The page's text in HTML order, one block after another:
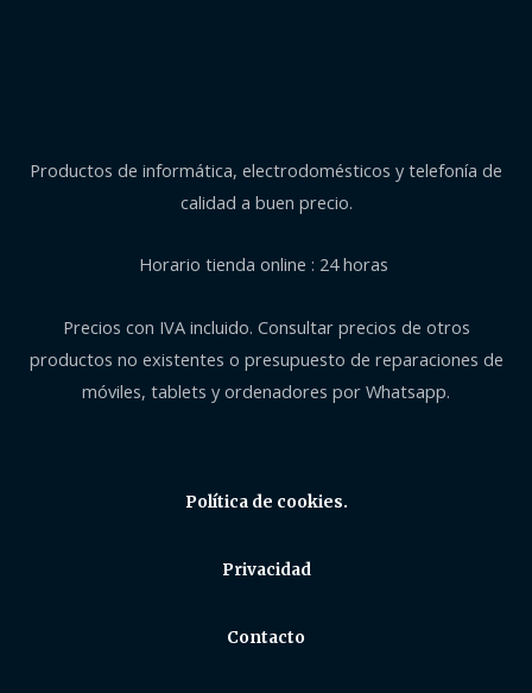
Productos de informática, electrodomésticos y telefonía de
calidad a buen precio.
Horario tienda online : 24 horas
Precios con IVA incluido. Consultar precios de otros
productos no existentes o presupuesto de reparaciones de
móviles, tablets y ordenadores por Whatsapp.
Política de cookies.
Privacidad
Contacto